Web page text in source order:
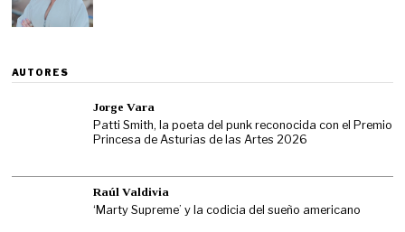
AUTORES
Jorge Vara
Patti Smith, la poeta del punk reconocida con el Premio
Princesa de Asturias de las Artes 2026
Raúl Valdivia
‘Marty Supreme’ y la codicia del sueño americano